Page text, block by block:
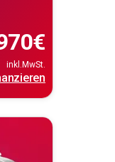
€
inkl.MwSt.